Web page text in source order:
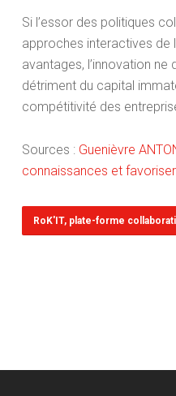
Si l’essor des politiques
approches interactives de
avantages, l’innovation
détriment du capital
compétitivité des
Sources : Guenièvre
connaissances et
RoK'IT, plate-forme